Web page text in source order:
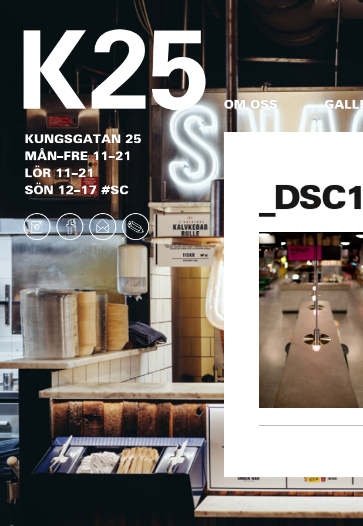
OM OSS
KUNGSGATAN 25
MÅN–FRE 11–21
LÖR 11–21
SÖN 12–17 #SC